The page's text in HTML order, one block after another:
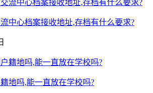
中心档案接收地址,存档有什么要求?
地吗,能一直放在学校吗?